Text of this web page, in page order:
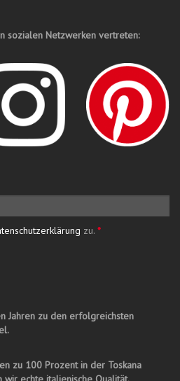
sozialen Netzwerken vertreten:
zu. *
Jahren zu den erfolgreichsten
zu 100 Prozent in der Toskana